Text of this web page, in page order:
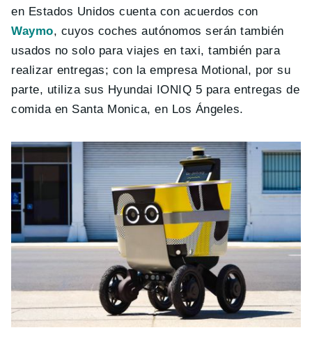
en Estados Unidos cuenta con acuerdos con
Waymo, cuyos coches autónomos serán también
usados no solo para viajes en taxi, también para
realizar entregas; con la empresa Motional, por su
parte, utiliza sus Hyundai IONIQ 5 para entregas de
comida en Santa Monica, en Los Ángeles.